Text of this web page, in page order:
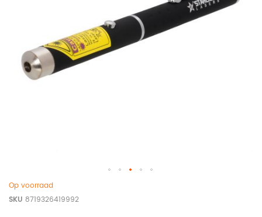
Op voorraad
SKU 8719326419992